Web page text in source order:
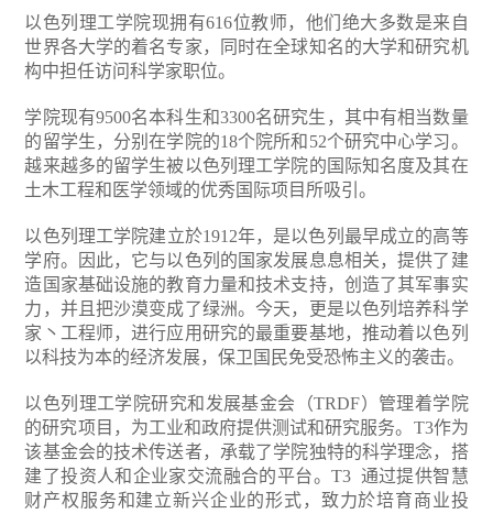
以色列理工学院现拥有616位教师，他们绝大多数是来自
世界各大学的着名专家，同时在全球知名的大学和研究机
构中担任访问科学家职位。
学院现有9500名本科生和3300名研究生，其中有相当数量
的留学生，分别在学院的18个院所和52个研究中心学习。
越来越多的留学生被以色列理工学院的国际知名度及其在
土木工程和医学领域的优秀国际项目所吸引。
以色列理工学院建立於1912年，是以色列最早成立的高等
学府。因此，它与以色列的国家发展息息相关，提供了建
造国家基础设施的教育力量和技术支持，创造了其军事实
力，并且把沙漠变成了绿洲。今天，更是以色列培养科学
家丶工程师，进行应用研究的最重要基地，推动着以色列
以科技为本的经济发展，保卫国民免受恐怖主义的袭击。
以色列理工学院研究和发展基金会（TRDF）管理着学院
的研究项目，为工业和政府提供测试和研究服务。T3作为
该基金会的技术传送者，承载了学院独特的科学理念，搭
建了投资人和企业家交流融合的平台。T3 通过提供智慧
财产权服务和建立新兴企业的形式，致力於培育商业投